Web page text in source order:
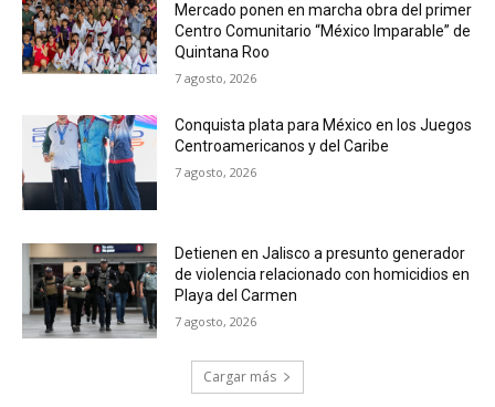
Mercado ponen en marcha obra del primer
Centro Comunitario “México Imparable” de
Quintana Roo
7 agosto, 2026
Conquista plata para México en los Juegos
Centroamericanos y del Caribe
7 agosto, 2026
Detienen en Jalisco a presunto generador
de violencia relacionado con homicidios en
Playa del Carmen
7 agosto, 2026
Cargar más